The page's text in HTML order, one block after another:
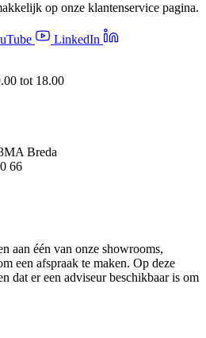
op onze klantenservice pagina.
LinkedIn
tot 18.00
Breda
66
aan één van onze showrooms,
een afspraak te maken. Op deze
dat er een adviseur beschikbaar is om